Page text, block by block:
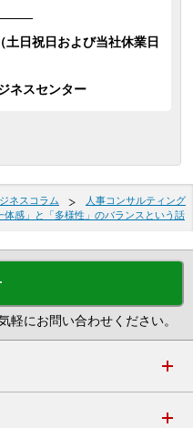
日祝日および当社休業日
ネスセンター
ネスコラム
人事コンサルティング
体感」と「多様性」のバランスという話
軽にお問い合わせください。